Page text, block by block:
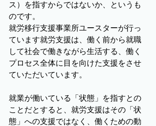
ス）を指すからではないか、というも
のです。
就労移行支援事業所ユースターが行っ
ています就労支援は、働く前から就職
して社会で働きながら生活する、働く
プロセス全体に目を向けた支援をさせ
ていただいています。
就業が働いている「状態」を指すとの
ことだとすると、就労支援はその「状
態」への支援ではなく、働くための動